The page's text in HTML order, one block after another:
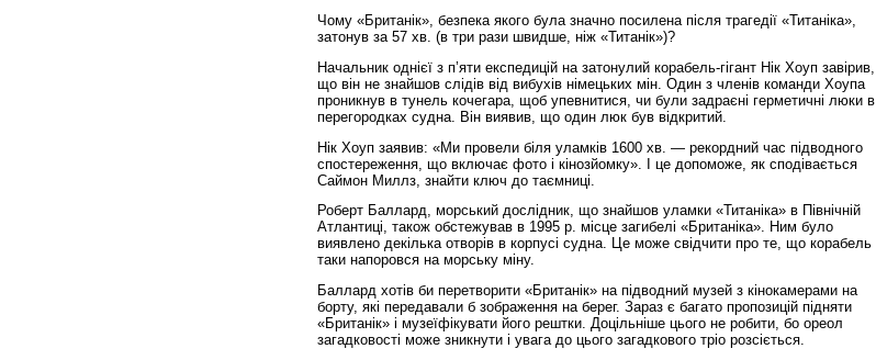
Чому «Британік», безпека якого була значно посилена після трагедії «Титаніка»,
затонув за 57 хв. (в три рази швидше, ніж «Титанік»)?
Начальник однієї з п’яти експедицій на затонулий корабель-гігант Нік Хоуп завірив,
що він не знайшов слідів від вибухів німецьких мін. Один з членів команди Хоупа
проникнув в тунель кочегара, щоб упевнитися, чи були задраєні герметичні люки в
перегородках судна. Він виявив, що один люк був відкритий.
Нік Хоуп заявив: «Ми провели біля уламків 1600 хв. — рекордний час підводного
спостереження, що включає фото і кінозйомку». І це допоможе, як сподівається
Саймон Миллз, знайти ключ до таємниці.
Роберт Баллард, морський дослідник, що знайшов уламки «Титаніка» в Північній
Атлантиці, також обстежував в 1995 р. місце загибелі «Британіка». Ним було
виявлено декілька отворів в корпусі судна. Це може свідчити про те, що корабель
таки напоровся на морську міну.
Баллард хотів би перетворити «Британік» на підводний музей з кінокамерами на
борту, які передавали б зображення на берег. Зараз є багато пропозицій підняти
«Британік» і музеїфі­кувати його рештки. Доцільніше цього не робити, бо ореол
загадковості може зникнути і увага до цього загадкового тріо розсіється.